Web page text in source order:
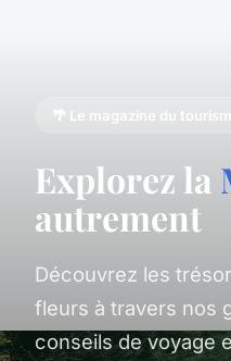
🌴 Le magazine du
Explorez la
autrement
Découvrez les
fleurs à travers nos
conseils de voyage